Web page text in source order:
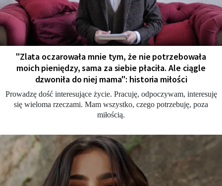
"Zlata oczarowała mnie tym, że nie potrzebowała
moich pieniędzy, sama za siebie płaciła. Ale ciągle
dzwoniła do niej mama": historia miłości
Prowadzę dość interesujące życie. Pracuję, odpoczywam, interesuję
się wieloma rzeczami. Mam wszystko, czego potrzebuję, poza
miłością.